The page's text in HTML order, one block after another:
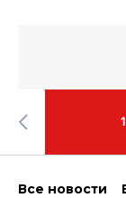
1
Все новости